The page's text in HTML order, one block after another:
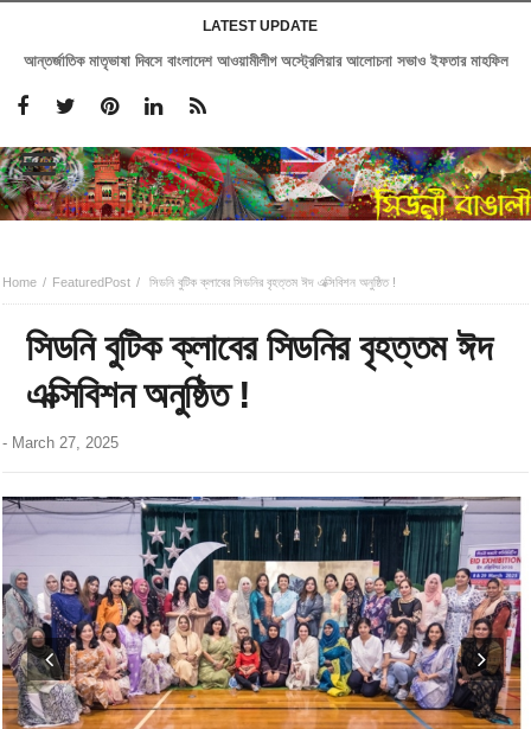
LATEST UPDATE
আন্তর্জাতিক মাতৃভাষা দিবসে বাংলাদেশ আওয়ামীলীগ অস্ট্রেলিয়ার আলোচনা সভাও ইফতার মাহফিল
Home FeaturedPost সিডনি বুটিক ক্লাবের সিডনির বৃহত্তম ঈদ এক্সিবিশন অনুষ্ঠিত !
সিডনি বুটিক ক্লাবের সিডনির বৃহত্তম ঈদ
এক্সিবিশন অনুষ্ঠিত !
- March 27, 2025